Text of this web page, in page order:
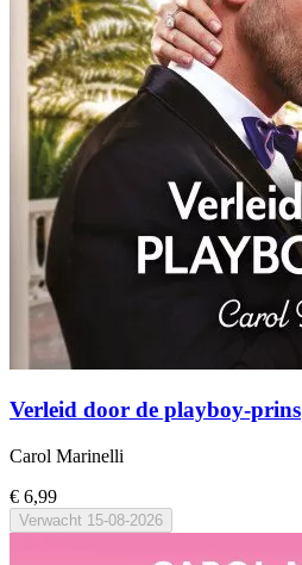
Verleid door de playboy-prins
Carol Marinelli
€ 6,99
Verwacht 15-08-2026